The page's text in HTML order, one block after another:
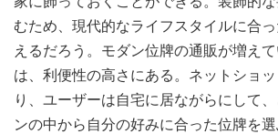
むため、現代的なライフスタイルに合
えるだろう。モダン位牌の通販が増え
は、利便性の高さにある。ネットショ
り、ユーザーは自宅に居ながらにして
ンの中から自分の好みに合った位牌を選